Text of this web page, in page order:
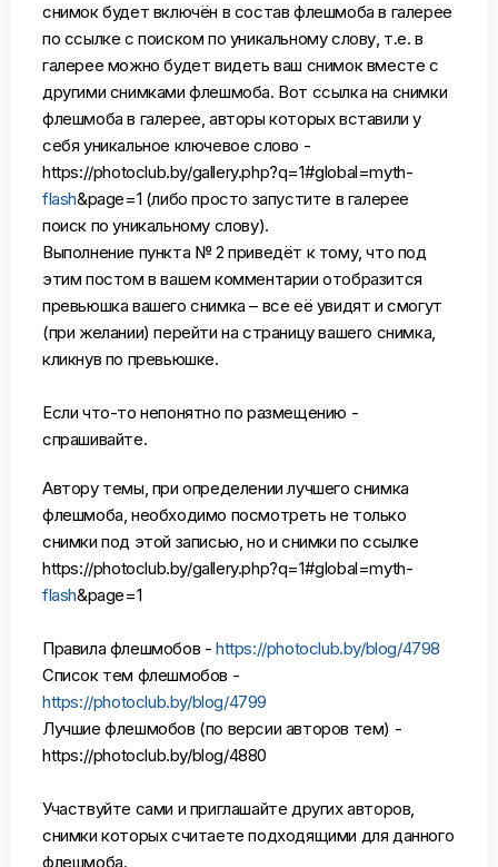
снимок будет включён в состав флешмоба в галерее
по ссылке с поиском по уникальному слову, т.е. в
галерее можно будет видеть ваш снимок вместе с
другими снимками флешмоба. Вот ссылка на снимки
флешмоба в галерее, авторы которых вставили у
себя уникальное ключевое слово -
https://photoclub.by/gallery.php?q=1#global=myth-
flash&page=1 (либо просто запустите в галерее
поиск по уникальному слову).
Выполнение пункта № 2 приведёт к тому, что под
этим постом в вашем комментарии отобразится
превьюшка вашего снимка – все её увидят и смогут
(при желании) перейти на страницу вашего снимка,
кликнув по превьюшке.
Если что-то непонятно по размещению -
спрашивайте.
Автору темы, при определении лучшего снимка
флешмоба, необходимо посмотреть не только
снимки под этой записью, но и снимки по ссылке
https://photoclub.by/gallery.php?q=1#global=myth-
flash&page=1
Правила флешмобов -https://photoclub.by/blog/4798
Список тем флешмобов -
https://photoclub.by/blog/4799
Лучшие флешмобов (по версии авторов тем) -
https://photoclub.by/blog/4880
Участвуйте сами и приглашайте других авторов,
снимки которых считаете подходящими для данного
флешмоба.